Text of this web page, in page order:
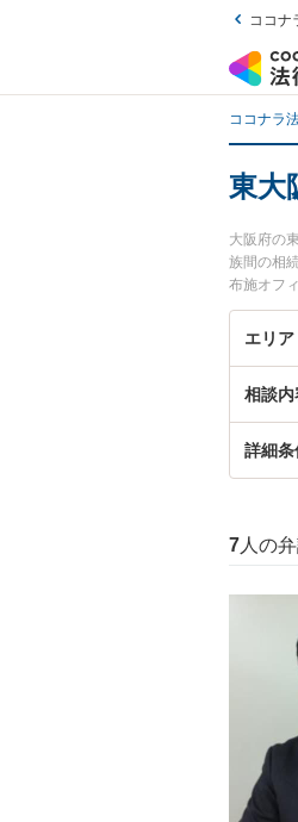
ココナ
ココナラ
東大
大阪府の
族間の相
布施オフ
生前贈与
の弁護士
エリア
相談内
詳細条
7 人の